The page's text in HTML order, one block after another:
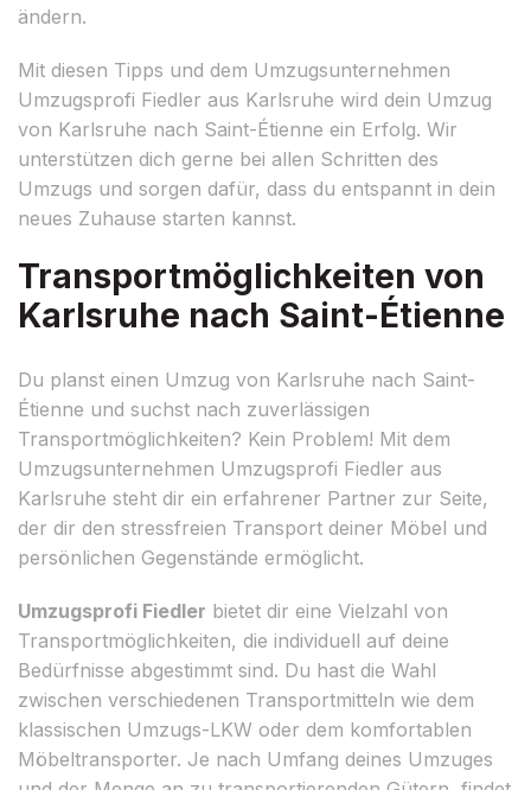
ändern.
Mit diesen Tipps und dem Umzugsunternehmen
Umzugsprofi Fiedler aus Karlsruhe wird dein Umzug
von Karlsruhe nach Saint-Étienne ein Erfolg. Wir
unterstützen dich gerne bei allen Schritten des
Umzugs und sorgen dafür, dass du entspannt in dein
neues Zuhause starten kannst.
Transportmöglichkeiten von
Karlsruhe nach Saint-Étienne
Du planst einen Umzug von Karlsruhe nach Saint-
Étienne und suchst nach zuverlässigen
Transportmöglichkeiten? Kein Problem! Mit dem
Umzugsunternehmen Umzugsprofi Fiedler aus
Karlsruhe steht dir ein erfahrener Partner zur Seite,
der dir den stressfreien Transport deiner Möbel und
persönlichen Gegenstände ermöglicht.
Umzugsprofi Fiedler bietet dir eine Vielzahl von
Transportmöglichkeiten, die individuell auf deine
Bedürfnisse abgestimmt sind. Du hast die Wahl
zwischen verschiedenen Transportmitteln wie dem
klassischen Umzugs-LKW oder dem komfortablen
Möbeltransporter. Je nach Umfang deines Umzuges